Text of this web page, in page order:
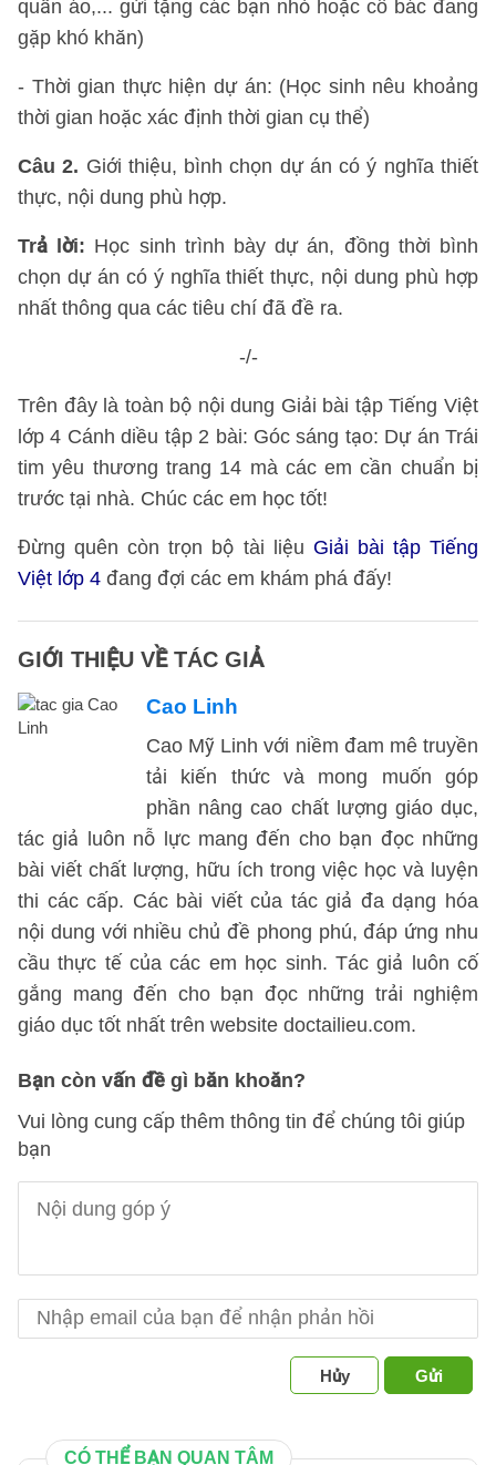
quần áo,... gửi tặng các bạn nhỏ hoặc cô bác đang
gặp khó khăn)
- Thời gian thực hiện dự án: (Học sinh nêu khoảng
thời gian hoặc xác định thời gian cụ thể)
Câu 2. Giới thiệu, bình chọn dự án có ý nghĩa thiết
thực, nội dung phù hợp.
Trả lời: Học sinh trình bày dự án, đồng thời bình
chọn dự án có ý nghĩa thiết thực, nội dung phù hợp
nhất thông qua các tiêu chí đã đề ra.
-/-
Trên đây là toàn bộ nội dung Giải bài tập Tiếng Việt
lớp 4 Cánh diều tập 2 bài: Góc sáng tạo: Dự án Trái
tim yêu thương trang 14 mà các em cần chuẩn bị
trước tại nhà. Chúc các em học tốt!
Đừng quên còn trọn bộ tài liệu Giải bài tập Tiếng
Việt lớp 4 đang đợi các em khám phá đấy!
GIỚI THIỆU VỀ TÁC GIẢ
Cao Linh
Cao Mỹ Linh với niềm đam mê truyền
tải kiến thức và mong muốn góp
phần nâng cao chất lượng giáo dục,
tác giả luôn nỗ lực mang đến cho bạn đọc những
bài viết chất lượng, hữu ích trong việc học và luyện
thi các cấp. Các bài viết của tác giả đa dạng hóa
nội dung với nhiều chủ đề phong phú, đáp ứng nhu
cầu thực tế của các em học sinh. Tác giả luôn cố
gắng mang đến cho bạn đọc những trải nghiệm
giáo dục tốt nhất trên website doctailieu.com.
Bạn còn vấn đề gì băn khoăn?
Vui lòng cung cấp thêm thông tin để chúng tôi giúp
bạn
Hủy Gửi
CÓ THỂ BẠN QUAN TÂM